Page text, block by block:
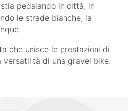
pedalando in città, in
le strade bianche, la
che unisce le prestazioni di
versatilità di una gravel bike.